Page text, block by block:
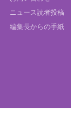
ニュース読者投稿
編集長からの手紙